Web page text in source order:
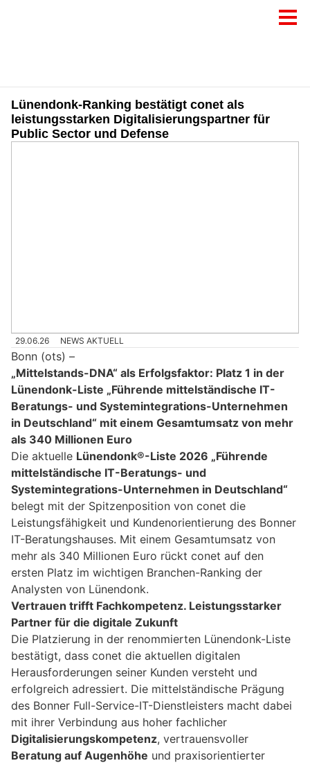
Lünendonk-Ranking bestätigt conet als
leistungsstarken Digitalisierungspartner für
Public Sector und Defense
29.06.26 NEWS AKTUELL
Bonn (ots) –
„Mittelstands-DNA“ als Erfolgsfaktor: Platz 1 in der
Lünendonk-Liste „Führende mittelständische IT-
Beratungs- und Systemintegrations-Unternehmen
in Deutschland“ mit einem Gesamtumsatz von mehr
als 340 Millionen Euro
Die aktuelle Lünendonk®-Liste 2026 „Führende
mittelständische IT-Beratungs- und
Systemintegrations-Unternehmen in Deutschland“
belegt mit der Spitzenposition von conet die
Leistungsfähigkeit und Kundenorientierung des Bonner
IT-Beratungshauses. Mit einem Gesamtumsatz von
mehr als 340 Millionen Euro rückt conet auf den
ersten Platz im wichtigen Branchen-Ranking der
Analysten von Lünendonk.
Vertrauen trifft Fachkompetenz. Leistungsstarker
Partner für die digitale Zukunft
Die Platzierung in der renommierten Lünendonk-Liste
bestätigt, dass conet die aktuellen digitalen
Herausforderungen seiner Kunden versteht und
erfolgreich adressiert. Die mittelständische Prägung
des Bonner Full-Service-IT-Dienstleisters macht dabei
mit ihrer Verbindung aus hoher fachlicher
Digitalisierungskompetenz, vertrauensvoller
Beratung auf Augenhöhe und praxisorientierter